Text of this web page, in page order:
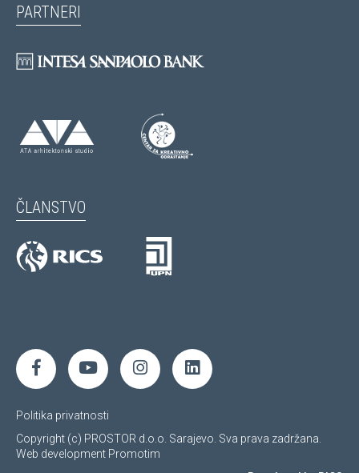
PARTNERI
ČLANSTVO
Politika privatnosti
Copyright (c) PROSTOR d.o.o. Sarajevo. Sva prava zadržana.
Web development Promotim